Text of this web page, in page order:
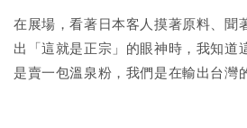
在展場，看著日本客人摸著原料、聞
出「這就是正宗」的眼神時，我知道
是賣一包溫泉粉，我們是在輸出台灣